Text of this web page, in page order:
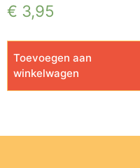
€ 3,95
Toevoegen aan
winkelwagen